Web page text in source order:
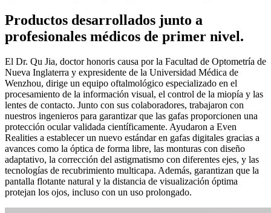
Productos desarrollados junto a
profesionales médicos de primer nivel.
El Dr. Qu Jia, doctor honoris causa por la Facultad de Optometría de
Nueva Inglaterra y expresidente de la Universidad Médica de
Wenzhou, dirige un equipo oftalmológico especializado en el
procesamiento de la información visual, el control de la miopía y las
lentes de contacto. Junto con sus colaboradores, trabajaron con
nuestros ingenieros para garantizar que las gafas proporcionen una
protección ocular validada científicamente. Ayudaron a Even
Realities a establecer un nuevo estándar en gafas digitales gracias a
avances como la óptica de forma libre, las monturas con diseño
adaptativo, la corrección del astigmatismo con diferentes ejes, y las
tecnologías de recubrimiento multicapa. Además, garantizan que la
pantalla flotante natural y la distancia de visualización óptima
protejan los ojos, incluso con un uso prolongado.